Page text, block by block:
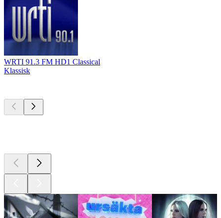
WRTI 91.3 FM HD1 Classical
Klassisk